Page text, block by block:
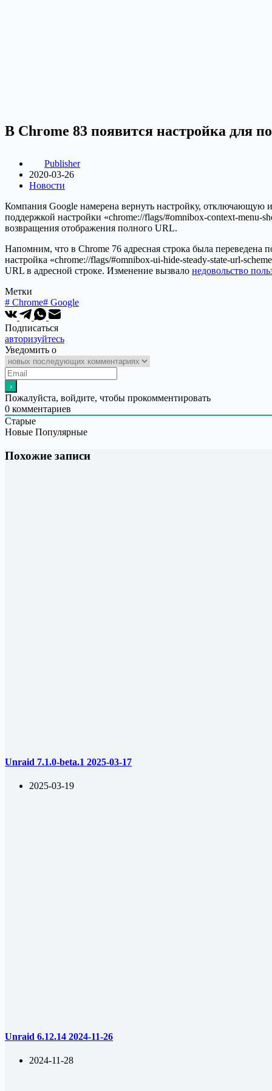
В Chrome 83 появится настройка для
Publisher
2020-03-26
Новости
Компания Google намерена вернуть настройку, отключающую
поддержкой настройки «chrome://flags/#omnibox-context-menu-
возвращения отображения полного URL.
Напомним, что в Chrome 76 адресная строка была
настройка «chrome://flags/#omnibox-ui-hide-steady-state-url-
URL в адресной строке. Изменение вызвало недовольство
Метки
# Chrome# Google
Подписаться
авторизуйтесь
Уведомить о
Пожалуйста, войдите, чтобы прокомментировать
0 комментариев
Старые
Новые Популярные
Похожие записи
Unraid 7.1.0-beta.1 2025-03-17
2025-03-19
Unraid 6.12.14 2024-11-26
2024-11-28